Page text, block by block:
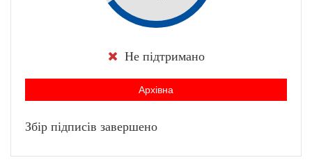
Не підтримано
Архівна
Збір підписів завершено